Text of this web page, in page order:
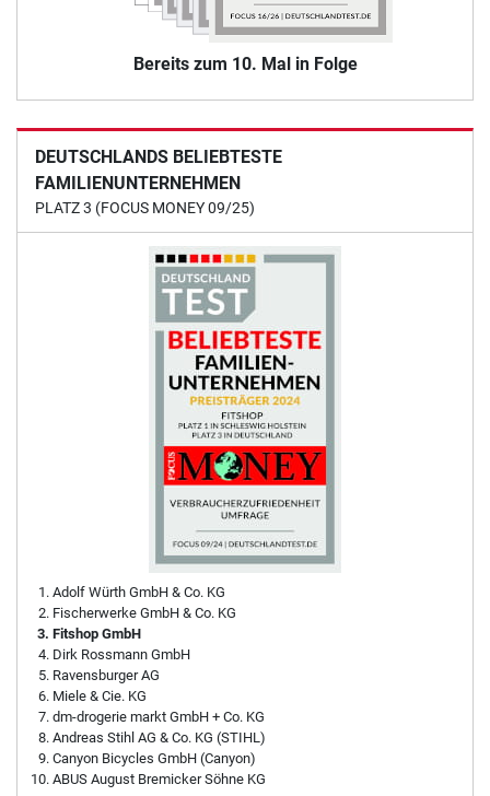
Bereits zum 10. Mal in Folge
DEUTSCHLANDS BELIEBTESTE
FAMILIENUNTERNEHMEN
PLATZ 3 (FOCUS MONEY 09/25)
Adolf Würth GmbH & Co. KG
Fischerwerke GmbH & Co. KG
Fitshop GmbH
Dirk Rossmann GmbH
Ravensburger AG
Miele & Cie. KG
dm-drogerie markt GmbH + Co. KG
Andreas Stihl AG & Co. KG (STIHL)
Canyon Bicycles GmbH (Canyon)
ABUS August Bremicker Söhne KG